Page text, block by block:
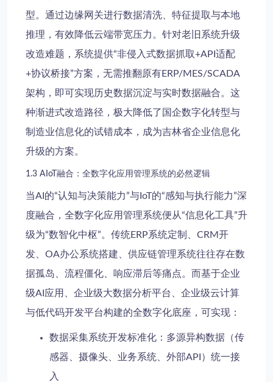
型。通过边缘网关进行数据清洗、特征提取与本地
推理，有效降低云端带宽压力。针对老旧系统升级
改造难题，系统提供“非侵入式数据抓取+API适配
+协议桥接”方案，无需推翻原有ERP/MES/SCADA
架构，即可实现历史数据沉淀与实时数据融合。这
种渐进式改造路径，极大降低了 国企数字化转型与
制造业信息化的试错成本，成为吉林省企业信息化
升级的方案。
1.3 AIoT融合：全数字化应用管理系统的必然逻辑
当AI的“认知与决策能力”与IoT的“感知与执行能力”深
度融合，全数字化应用管理系统便从“信息化工具”升
级为“数智化中枢”。传统ERP系统定制
CRM开
发
OA办公系统搭建 供应链管理系统往往存在数
据孤岛、流程僵化、响应滞后等痛点。而基于企业
级AI应用
企业级大数据分析平台
企业级云计算
与低代码开发平台构建的全数字化底座，可实现：
数据采集系统开发标准化：多源异构数据（传
感器、摄像头、业务系统、外部API）统一接
入